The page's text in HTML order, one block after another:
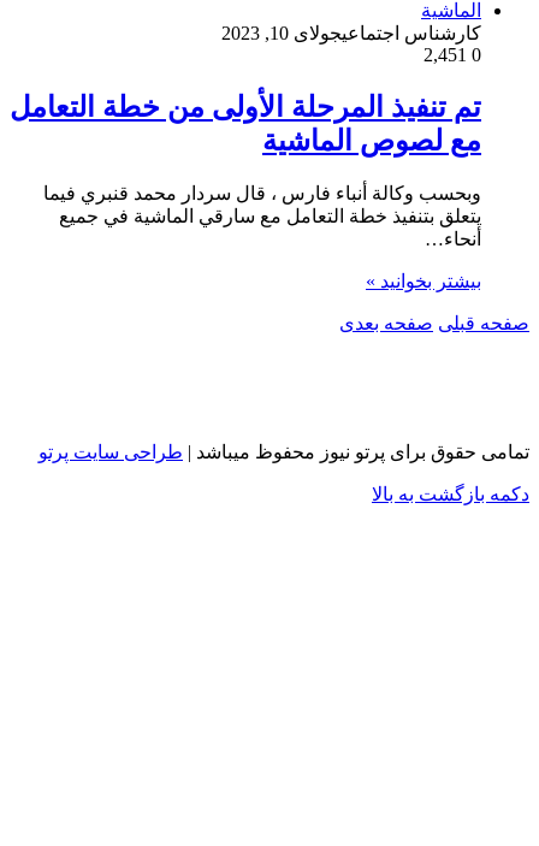
کارشناس اجتماعیجولای 10, 2023
0
تم تنفيذ المرحلة الأولى من خطة التعامل
مع لصوص الماشية
وبحسب وكالة أنباء فارس ، قال سردار محمد قنبري فيما
يتعلق بتنفيذ خطة التعامل مع سارقي الماشية في جميع
أنحاء…
بیشتر بخوانید »
صفحه قبلی صفحه بعدی
تمامی حقوق برای پرتو نیوز محفوظ میباشد | طراحی سایت پرتو
دکمه بازگشت به بالا